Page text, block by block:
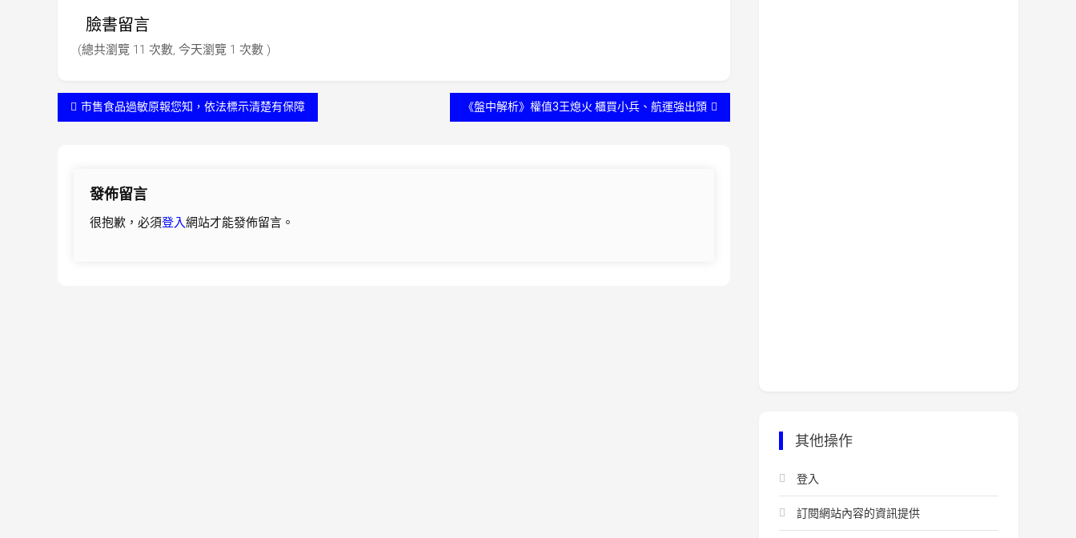
臉書留言
(總共瀏覽 11 次數, 今天瀏覽 1 次數 )
文 市售食品過敏原報您知，依法標示清楚有保障 《盤中解析》權值3王熄火 櫃買小兵、航運強出頭
發佈留言
很抱歉，必須登入網站才能發佈留言。
其他操作
登入
訂閱網站內容的資訊提供